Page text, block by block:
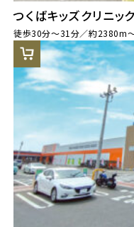
つくばキッズクリニック
徒歩30分～31分／約2380m